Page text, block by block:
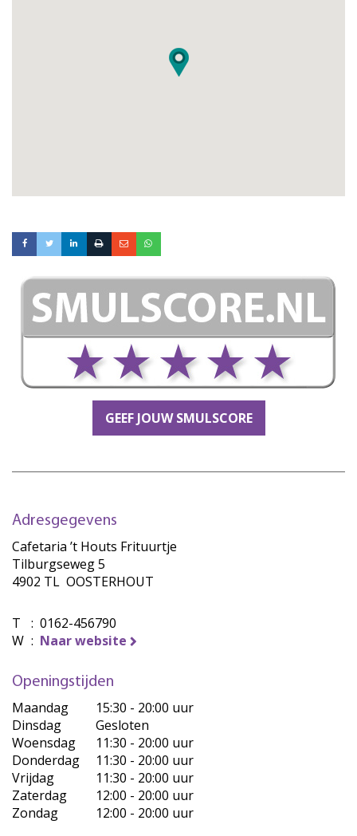
GEEF JOUW SMULSCORE
Adresgegevens
Cafetaria ’t Houts Frituurtje
Tilburgseweg 5
4902 TL OOSTERHOUT
T : 0162-456790
W : Naar website
Openingstijden
Maandag
15:30 - 20:00 uur
Dinsdag
Gesloten
Woensdag
11:30 - 20:00 uur
Donderdag
11:30 - 20:00 uur
Vrijdag
11:30 - 20:00 uur
Zaterdag
12:00 - 20:00 uur
Zondag
12:00 - 20:00 uur